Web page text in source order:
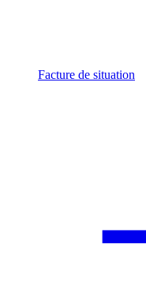
Facture de situation